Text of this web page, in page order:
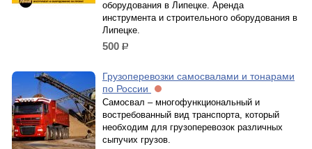
оборудования в Липецке. Аренда
инструмента и строительного оборудования в
Липецке.
500 р.
Грузоперевозки самосвалами и тонарами
по России
Самосвал – многофункциональный и
востребованный вид транспорта, который
необходим для грузоперевозок различных
сыпучих грузов.